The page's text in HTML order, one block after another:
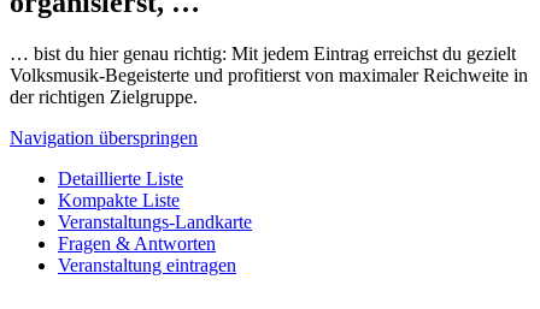
… bist du hier genau richtig: Mit jedem Eintrag erreichst du gezielt
Volksmusik-Begeisterte und profitierst von maximaler Reichweite in
der richtigen Zielgruppe.
Navigation überspringen
Detaillierte Liste
Kompakte Liste
Veranstaltungs-Landkarte
Fragen & Antworten
Veranstaltung eintragen